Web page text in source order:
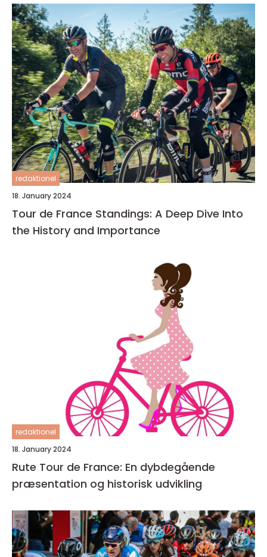
redaktionel
18. January 2024
Tour de France Standings: A Deep Dive Into
the History and Importance
redaktionel
18. January 2024
Rute Tour de France: En dybdegående
præsentation og historisk udvikling